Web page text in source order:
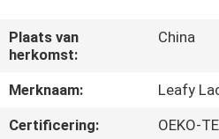
OVER
ONS
FABRIEKSREIS
Plaats van
herkomst:
China
Merknaam:
Leafy
Certificering:
OEKO-